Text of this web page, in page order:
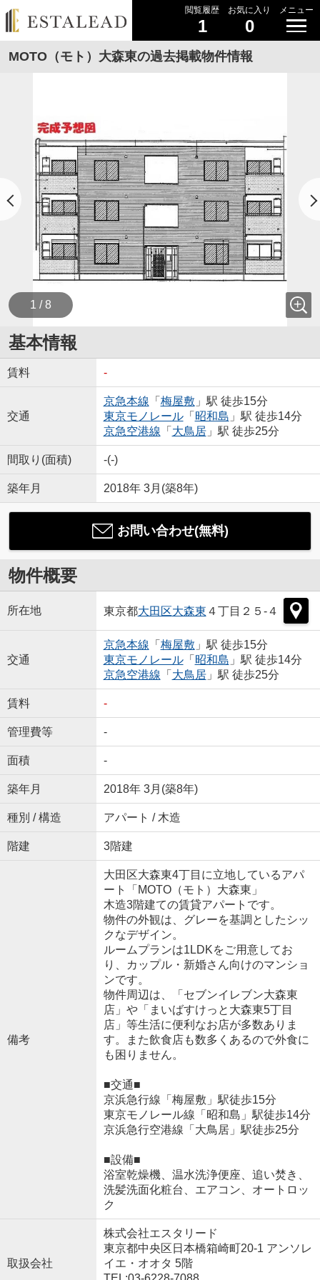
閲覧履歴
1
お気に入り
0
メニュー
MOTO（モト）大森東の過去掲載物件情報
1 / 8
基本情報
賃料 -
交通
京急本線 「 梅屋敷 」駅 徒歩15分
東京モノレール「 昭和島 」駅 徒歩14分
京急空港線 「 大鳥居」駅 徒歩25分
間取り(面積) -(-)
築年月 2018年 3月(築8年)
お問い合わせ(無料)
物件概要
所在地 東京都大田区大森東 ４丁目２５-４
交通
京急本線 「 梅屋敷 」駅 徒歩15分
東京モノレール「 昭和島 」駅 徒歩14分
京急空港線 「 大鳥居」駅 徒歩25分
賃料 -
管理費等 -
面積 -
築年月 2018年 3月(築8年)
種別 / 構造 アパート / 木造
階建 3階建
備考
大田区大森東4丁目に立地しているアパ
ート「MOTO（モト）大森東」
木造3階建ての賃貸アパートです。
物件の外観は、グレーを基調としたシッ
クなデザイン。
ルームプランは1LDKをご用意してお
り、カップル・新婚さん向けのマンショ
ンです。
物件周辺は、「セブンイレブン大森東
店」や「まいばすけっと大森東5丁目
店」等生活に便利なお店が多数ありま
す。また飲食店も数多くあるので外食に
も困りません。
■交通■
京浜急行線「梅屋敷」駅徒歩15分
東京モノレール線「昭和島」駅徒歩14分
京浜急行空港線「大鳥居」駅徒歩25分
■設備■
浴室乾燥機、温水洗浄便座、追い焚き、
洗髪洗面化粧台、エアコン、オートロッ
ク
取扱会社
株式会社エスタリード
東京都中央区日本橋箱崎町20-1 アンソレ
イエ・オオタ 5階